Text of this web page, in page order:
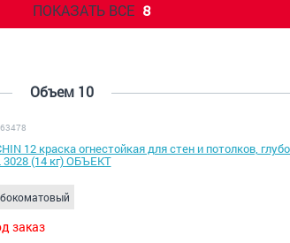
ПОКАЗАТЬ ВСЕ 8
Объем 10
12 краска огнестойкая для стен и потолков,
3028 (14 кг) ОБЪЕКТ
заказ